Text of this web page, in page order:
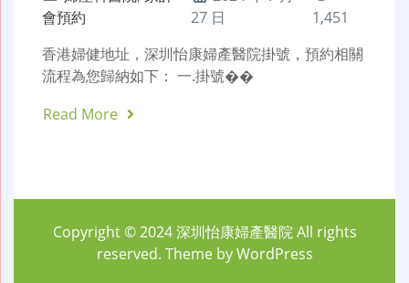
會預約
27 日
1,451
香港婦健地址，深圳怡康婦產醫院掛號，預約相關
流程為您歸納如下： 一.掛號��
Read More
Copyright © 2024深圳怡康婦產醫院All rights
reserved. Theme byWordPress